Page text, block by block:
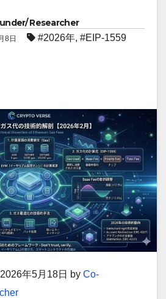
Researcher
8日 #2026年, #EIP-1559
年5月18日 by Co-